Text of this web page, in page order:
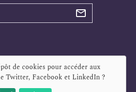
de cookies pour accéder aux
Twitter, Facebook et LinkedIn?